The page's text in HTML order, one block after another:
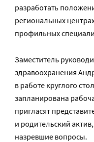
разработать
региональных
профильных
Заместитель
здравоохранения
в работе круглого
запланирована
пригласят
и родительский
назревшие вопросы.